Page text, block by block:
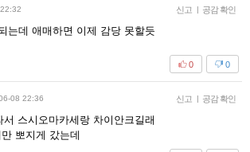
신고 공감 확인
는데 애매하면 이제 감당 못할듯
0
0
08 22:36 신고 공감 확인
스시오마카세랑 차이안크길래
뽀지게 갔는데